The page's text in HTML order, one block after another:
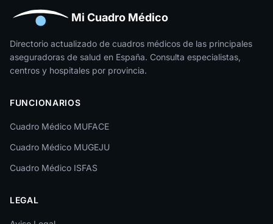
Huesca
Jaén
La Rioja
León
Lleida
Lugo
Málaga
Mi Cuadro Médico
Directorio actualizado de cuadros médicos de las principales
aseguradoras de salud en España. Consulta especialistas,
centros y hospitales por provincia.
FUNCIONARIOS
Cuadro Médico MUFACE
Cuadro Médico MUGEJU
Cuadro Médico ISFAS
LEGAL